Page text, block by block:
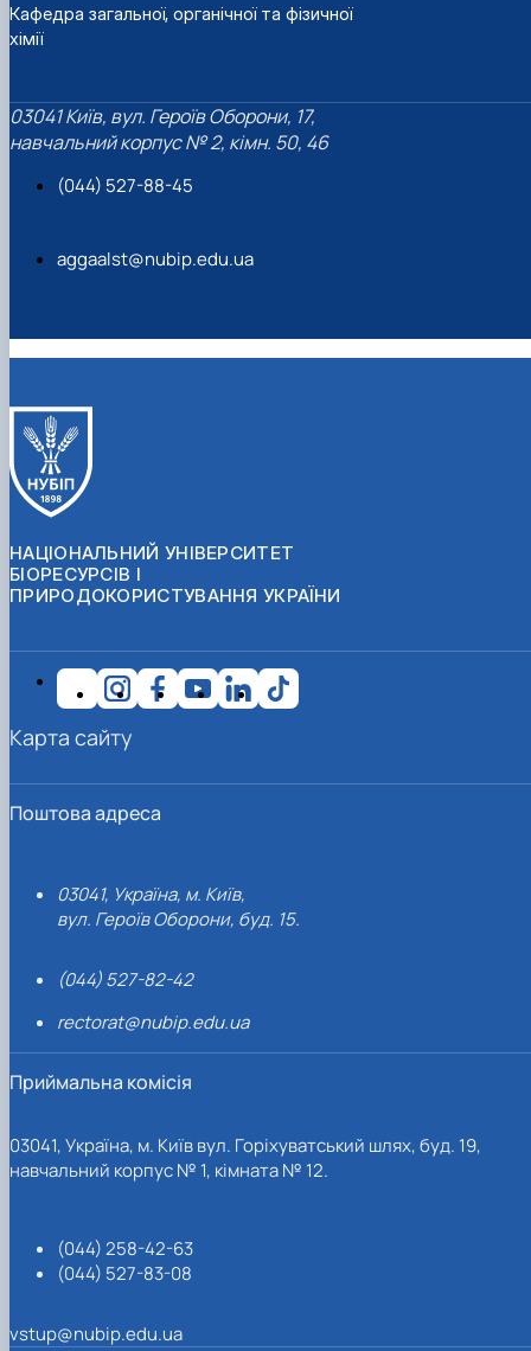
Кафедра загальної, органічної та фізичної
хімії
03041 Київ, вул. Героїв Оборони, 17,
навчальний корпус № 2, кімн. 50, 46
(044) 527-88-45
aggaalst@nubip.edu.ua
НАЦІОНАЛЬНИЙ УНІВЕРСИТЕТ
БІОРЕСУРСІВ І
ПРИРОДОКОРИСТУВАННЯ УКРАЇНИ
Поштова адреса
03041, Україна, м. Київ,
вул. Героїв Оборони, буд. 15.
(044) 527-82-42
rectorat@nubip.edu.ua
Приймальна комісія
03041, Україна, м. Київ вул. Горіхуватський шлях, буд. 19,
навчальний корпус № 1, кімната № 12.
(044) 258-42-63
(044) 527-83-08
vstup@nubip.edu.ua
Карта сайту